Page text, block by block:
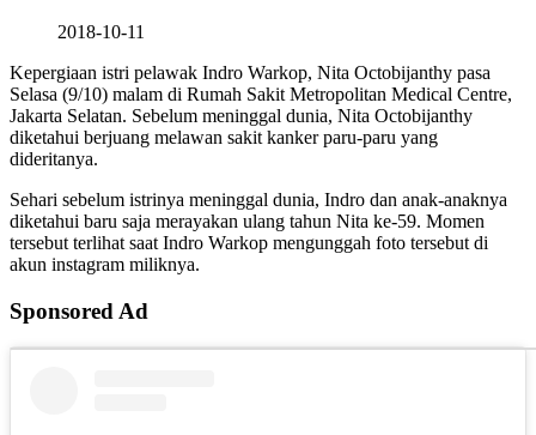
2018-10-11
Kepergiaan istri pelawak Indro Warkop, Nita Octobijanthy pasa
Selasa (9/10) malam di Rumah Sakit Metropolitan Medical Centre,
Jakarta Selatan. Sebelum meninggal dunia, Nita Octobijanthy
diketahui berjuang melawan sakit kanker paru-paru yang
dideritanya.
Sehari sebelum istrinya meninggal dunia, Indro dan anak-anaknya
diketahui baru saja merayakan ulang tahun Nita ke-59. Momen
tersebut terlihat saat Indro Warkop mengunggah foto tersebut di
akun instagram miliknya.
Sponsored Ad